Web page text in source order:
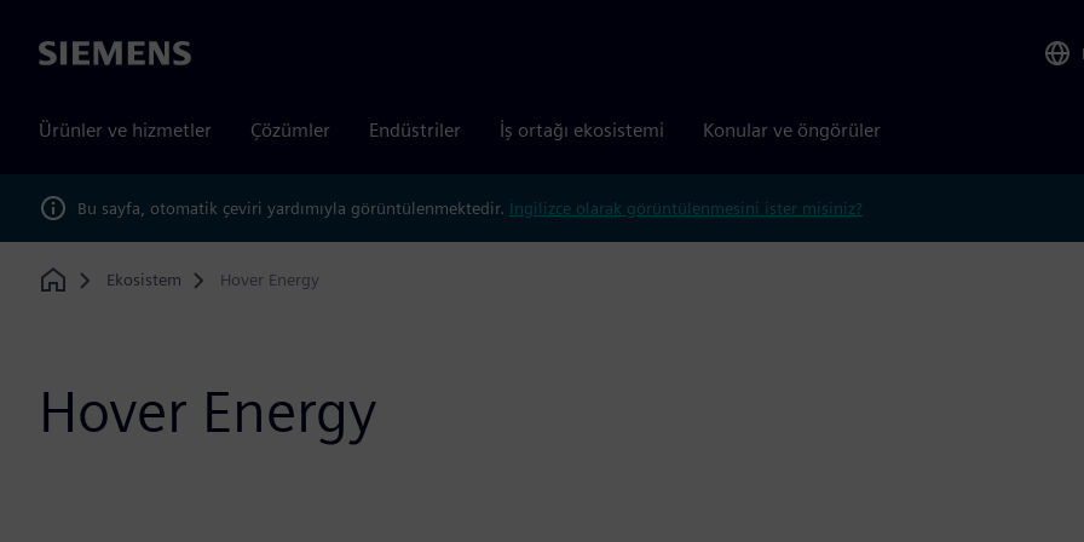
Siemens
Ürünler ve hizmetler Çözümler Endüstriler İş ortağı ekosistemi Konular ve öngörüler
Bu sayfa, otomatik çeviri yardımıyla görüntülenmektedir. İngilizce olarak görüntülenmesini ister misiniz?
Home
Ekosistem Hover Energy
Hover Energy